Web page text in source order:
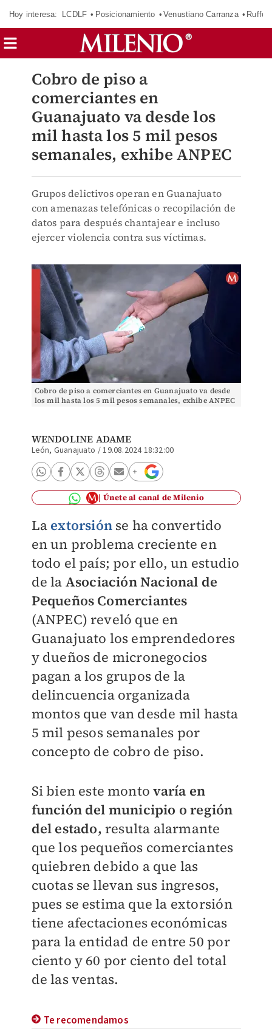
Hoy interesa: LCDLF Posicionamiento Venustiano Carranza Ruffo
Cobro de piso a
comerciantes en
Guanajuato va desde los
mil hasta los 5 mil pesos
semanales, exhibe ANPEC
Grupos delictivos operan en Guanajuato
con amenazas telefónicas o recopilación de
datos para después chantajear e incluso
ejercer violencia contra sus víctimas.
Cobro de piso a comerciantes en Guanajuato va desde
los mil hasta los 5 mil pesos semanales, exhibe ANPEC
WENDOLINE ADAME
León, Guanajuato /19.08.2024 18:32:00
Únete al canal de Milenio
La extorsión se ha convertido
en un problema creciente en
todo el país; por ello, un estudio
de la Asociación Nacional de
Pequeños Comerciantes
(ANPEC) reveló que en
Guanajuato los emprendedores
y dueños de micronegocios
pagan a los grupos de la
delincuencia organizada
montos que van desde mil hasta
5 mil pesos semanales por
concepto de cobro de piso.
Si bien este montovaría en
función del municipio o región
del estado, resulta alarmante
que los pequeños comerciantes
quiebren debido a que las
cuotas se llevan sus ingresos,
pues se estima que la extorsión
tiene afectaciones económicas
para la entidad de entre 50 por
ciento y 60 por ciento del total
de las ventas.
Te recomendamos